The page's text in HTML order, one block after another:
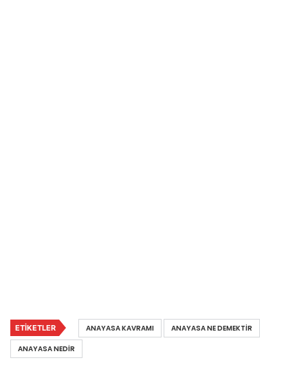
ETIKETLER ANAYASA KAVRAMI
ANAYASA NE DEMEKTIR
ANAYASA NEDIR